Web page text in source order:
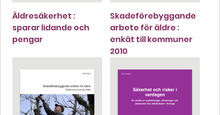
Äldresäkerhet :
sparar lidande och
pengar
Skadeförebyggande
arbete för äldre :
enkät till kommuner
2010